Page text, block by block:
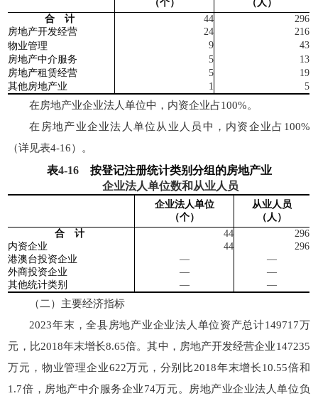
（个）
（人）
合 计
44
296
房地产开发经营
24
216
物业管理
9
43
房地产中介服务
5
13
房地产租赁经营
5
19
其他房地产业
1 5
在房地产业企业法人单位中，内资企业占100%。
在房地产业企业法人单位从业人员中，内资企业占100%
（详见表4-16）。
表4-16按登记注册统计类别分组的房地产业
企业法人单位数和从业人员
企业法人单位
（个）
从业人员
（人）
合 计
44
296
内资企业
44
296
港澳台投资企业 —
—
外商投资企业
—
—
其他统计类别
— —
（二）主要经济指标
2023年末，全县房地产业企业法人单位资产总计149717万
元，比2018年末增长8.65倍。其中，房地产开发经营企业147235
万元，物业管理企业622万元，分别比2018年末增长10.55倍和
1.7倍，房地产中介服务企业74万元。房地产业企业法人单位负